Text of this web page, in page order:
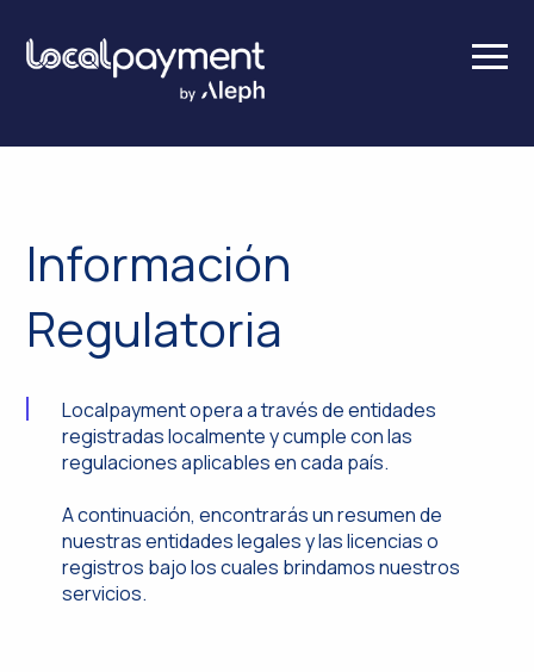
Información
Regulatoria
Localpayment opera a través de entidades
registradas localmente y cumple con las
regulaciones aplicables en cada país.
A continuación, encontrarás un resumen de
nuestras entidades legales y las licencias o
registros bajo los cuales brindamos nuestros
servicios.